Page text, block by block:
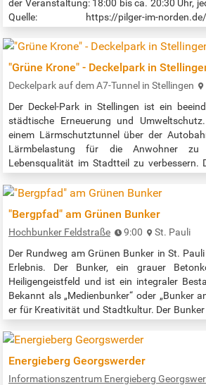
der Veranstaltung: 18:00 bis ca. 20:30 Uhr,
Quelle: https://pilger-im-norden.de/
"Grüne Krone" - Deckelpark in
Deckelpark auf dem A7-Tunnel in Stellingen
Der Deckel-Park in Stellingen ist ein
städtische Erneuerung und
einem Lärmschutztunnel über der
Lärmbelastung für die Anwohner
Lebensqualität im Stadtteil zu verbessern.
getrennten Stadtteile Stellingen und
"Bergpfad" am Grünen Bunker
Hochbunker Feldstraße 9:00
St. Pauli
Der Rundweg am Grünen Bunker in St.
Erlebnis. Der Bunker, ein grauer
Heiligengeistfeld und ist ein integraler
Bekannt als „Medienbunker“ oder „Bunker
er für Kreativität und Stadtkultur. Der
für die Opfer des NS-Regimes. Während
Energieberg Georgswerder
Informationszentrum Energieberg